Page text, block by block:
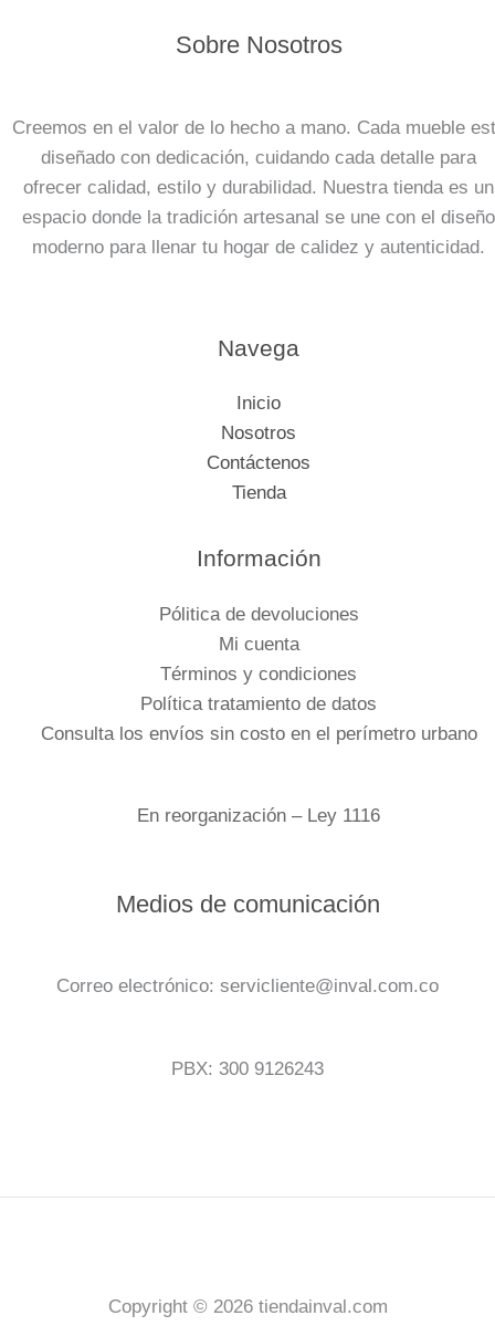
Sobre Nosotros
Creemos en el valor de lo hecho a mano. Cada mueble
diseñado con dedicación, cuidando cada detalle para
ofrecer calidad, estilo y durabilidad. Nuestra tienda es un
espacio donde la tradición artesanal se une con el diseño
moderno para llenar tu hogar de calidez y autenticidad.
Navega
Inicio
Nosotros
Contáctenos
Tienda
Información
Pólitica de devoluciones
Mi cuenta
Términos y condiciones
Política tratamiento de datos
Consulta los envíos sin costo en el perímetro urbano
En reorganización – Ley 1116
Medios de comunicación
Correo electrónico: servicliente@inval.com.co
PBX: 300 9126243
Copyright © 2026 tiendainval.com